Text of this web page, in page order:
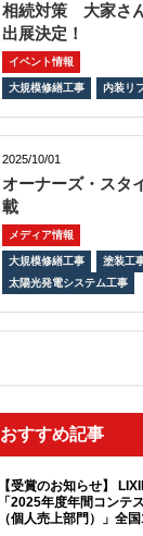
相続対策 大家さ
出展決定！
イベント情報
大規模修繕工事 内装リ
2025/10/01
オーナーズ・スタ
載
メディア情報
大規模修繕工事 塗装工
太陽光発電システム工事
おすすめ記事
【受賞のお知らせ】
「2025年度年間コンテ
（個人売上部門）」全